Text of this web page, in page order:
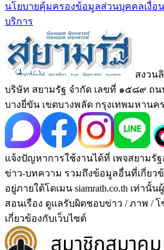
นโยบายคุ้มครองข้อมูลส่วนบุคคลเงื่อ
บริการ
สงวน
บริษัท สยามรัฐ จำกัด เลขที่ ๑๕๘๙ ถ
บางยี่ขัน เขตบางพลัด กรุงเทพมหานค
แจ้งปัญหาการใช้งานได้ที่ เพจสยาม
ข่าว-บทความ รวมถึงข้อมูลอื่นที่เกี่ยว
อยู่ภายใต้โดเมน siamrath.co.th เท่านั้น
สอนเรือง ดูแลรับผิดชอบข่าว / ภาพ /
เกี่ยวข้องกับเว็บไซต์